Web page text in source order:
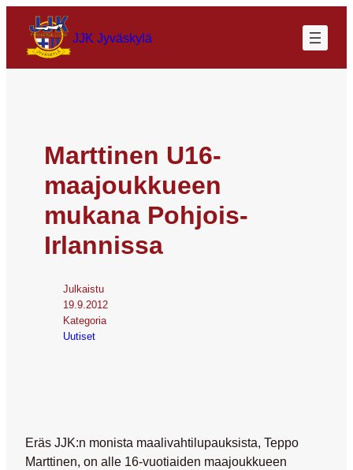
JJK Jyväskylä
Marttinen U16-
maajoukkueen
mukana Pohjois-
Irlannissa
Julkaistu
19.9.2012
Kategoria
Uutiset
Eräs JJK:n monista maalivahtilupauksista, Teppo
Marttinen, on alle 16-vuotiaiden maajoukkueen